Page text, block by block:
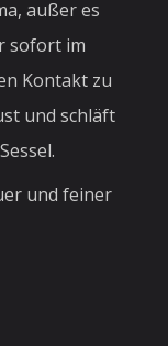
außer es
sofort im
Kontakt zu
und schläft
und feiner